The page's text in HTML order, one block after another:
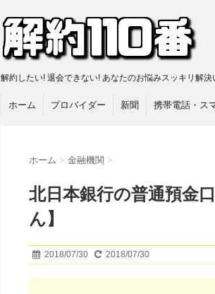
解約したい! 退会できない! あなたのお悩みスッキリ解決
ホーム プロバイダー 新聞 携帯電話・ス
ホーム > 金融機関 >
北日本銀行の普通預金
ん】
2018/07/30 2018/07/30